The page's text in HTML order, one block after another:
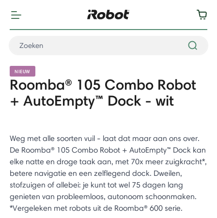
NIEUW
Roomba® 105 Combo Robot
+ AutoEmpty™ Dock - wit
Weg met alle soorten vuil - laat dat maar aan ons over.
De Roomba® 105 Combo Robot + AutoEmpty™ Dock kan
elke natte en droge taak aan, met 70x meer zuigkracht*,
betere navigatie en een zelflegend dock. Dweilen,
stofzuigen of allebei: je kunt tot wel 75 dagen lang
genieten van probleemloos, autonoom schoonmaken.
*Vergeleken met robots uit de Roomba® 600 serie.